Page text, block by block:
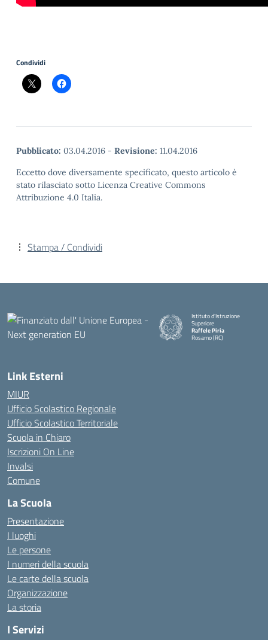
Condividi
Pubblicato: 03.04.2016 - Revisione: 11.04.2016
Eccetto dove diversamente specificato, questo articolo è
stato rilasciato sotto Licenza Creative Commons
Attribuzione 4.0 Italia.
Stampa / Condividi
Istituto d'Istruzione
Superiore
Raffele Piria
Rosarno (RC)
Link Esterni
MIUR
Ufficio Scolastico Regionale
Ufficio Scolastico Territoriale
Scuola in Chiaro
Iscrizioni On Line
Invalsi
Comune
La Scuola
Presentazione
I luoghi
Le persone
I numeri della scuola
Le carte della scuola
Organizzazione
La storia
I Servizi